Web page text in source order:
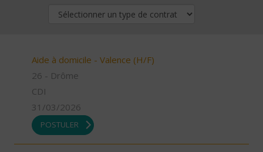
Aide à domicile - Valence (H/F)
26 - Drôme
CDI
31/03/2026
POSTULER